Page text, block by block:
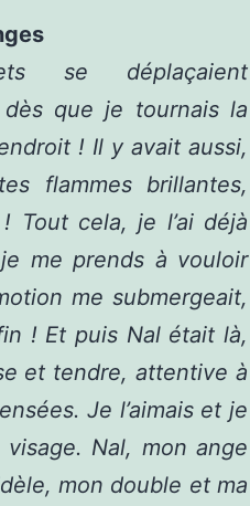
se déplaçaient
que je tournais la
! Il y avait aussi,
flammes brillantes,
cela, je l’ai déjà
me prends à vouloir
me submergeait,
! Et puis Nal était là,
et tendre, attentive à
Je l’aimais et je
Nal, mon ange
mon double et ma